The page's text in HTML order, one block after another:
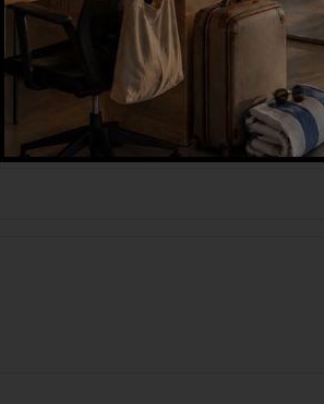
Richiedi una